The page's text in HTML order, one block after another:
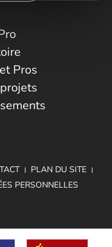
Pros
PLAN DU SITE
PERSONNELLES